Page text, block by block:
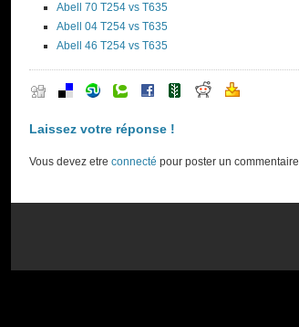
Abell 70 T254 vs T635
Abell 04 T254 vs T635
Abell 46 T254 vs T635
Laissez votre réponse !
Vous devez etre connecté pour poster un commentaire.